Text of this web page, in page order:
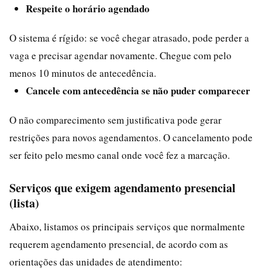
Respeite o horário agendado
O sistema é rígido: se você chegar atrasado, pode perder a
vaga e precisar agendar novamente. Chegue com pelo
menos 10 minutos de antecedência.
Cancele com antecedência se não puder comparecer
O não comparecimento sem justificativa pode gerar
restrições para novos agendamentos. O cancelamento pode
ser feito pelo mesmo canal onde você fez a marcação.
Serviços que exigem agendamento presencial
(lista)
Abaixo, listamos os principais serviços que normalmente
requerem agendamento presencial, de acordo com as
orientações das unidades de atendimento: